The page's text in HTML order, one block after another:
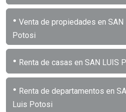
• Venta de propiedades en SAN
Potosi
• Renta de casas en SAN LUIS
• Renta de departamentos en
Luis Potosi